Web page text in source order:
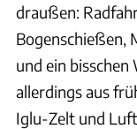
draußen:
Bogenschießen,
und ein bisschen
allerdings aus
Iglu-Zelt und